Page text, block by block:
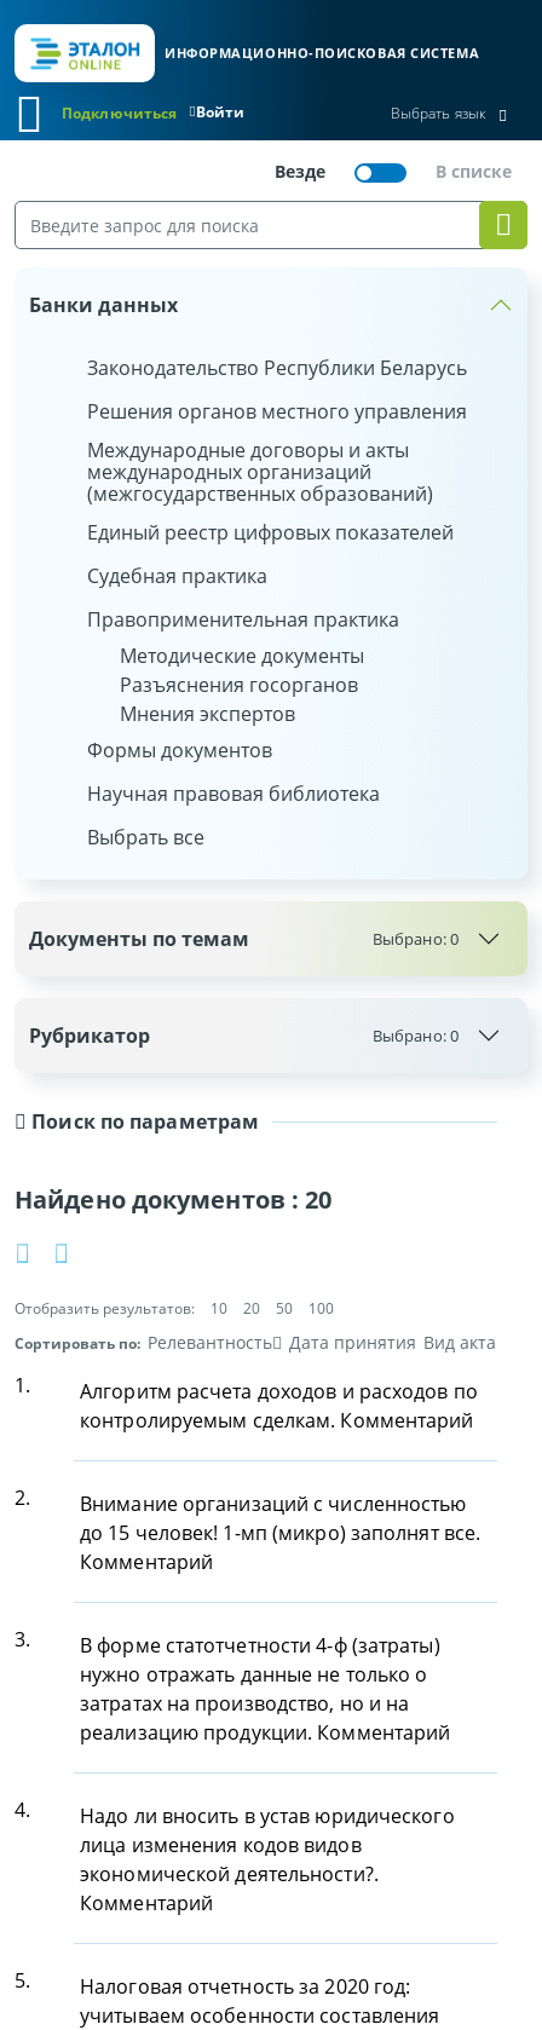
ИНФОРМАЦИОННО-ПОИСКОВАЯ СИСТЕМА
Войти
Подключиться Выбрать язык
Поиск по параметрам
Найдено документов :20
Отобразить результатов: 10 20 50
100
Сортировать по: Релевантность Дата принятия Вид акта
1.
Алгоритм расчета доходов и расходов по
контролируемым сделкам. Комментарий
2.
Внимание организаций с численностью
до 15 человек! 1-мп (микро) заполнят все.
Комментарий
3.
В форме статотчетности 4-ф (затраты)
нужно отражать данные не только о
затратах на производство, но и на
реализацию продукции. Комментарий
4.
Надо ли вносить в устав юридического
лица изменения кодов видов
экономической деятельности?.
Комментарий
5.
Налоговая отчетность за 2020 год:
учитываем особенности составления
Банки данных
Законодательство Республики Беларусь
Решения органов местного управления
Международные договоры и акты
международных организаций
(межгосударственных образований)
Единый реестр цифровых показателей
Судебная практика
Правоприменительная практика
Методические документы
Разъяснения госорганов
Мнения экспертов
Формы документов
Научная правовая библиотека
Выбрать все
Документы по темам Выбрано:0
Рубрикатор Выбрано:0